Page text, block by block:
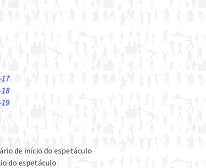
de início do espetáculo
do espetáculo